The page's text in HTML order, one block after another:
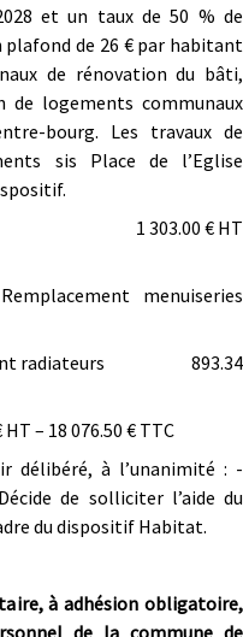
et un taux de 50 % de
plafond de 26 € par habitant
de rénovation du bâti,
logements communaux
bourg. Les travaux de
sis Place de l’Eglise
Vélux 1 303.00 € HT
menuiseries
radiateurs 893.34
– 18 076.50 € TTC
délibéré, à l’unanimité : -
de solliciter l’aide du
du dispositif Habitat.
à adhésion obligatoire,
de la commune de